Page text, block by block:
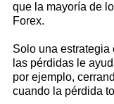
que la mayoría de
Forex.
Solo una
las pérdidas le
por ejemplo,
cuando la pérdida